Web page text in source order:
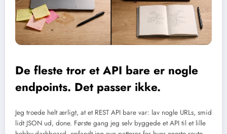
De fleste tror et API bare er nogle
endpoints. Det passer ikke.
Jeg troede helt ærligt, at et REST API bare var: lav nogle URLs, smid
lidt JSON ud, done. Første gang jeg selv byggede et API til et lille